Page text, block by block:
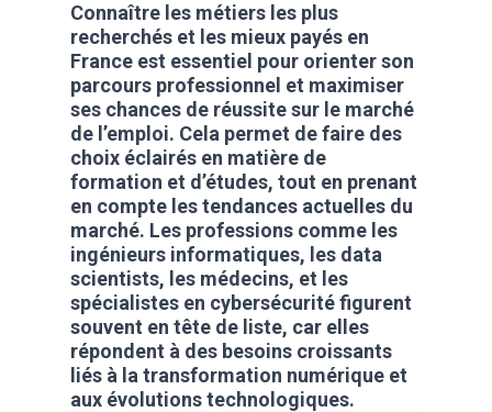
Connaître les métiers les plus
recherchés et les mieux payés en
France est essentiel pour orienter son
parcours professionnel et maximiser
ses chances de réussite sur le marché
de l’emploi. Cela permet de faire des
choix éclairés en matière de
formation et d’études, tout en prenant
en compte les tendances actuelles du
marché. Les professions comme les
ingénieurs informatiques, les data
scientists, les médecins, et les
spécialistes en cybersécurité figurent
souvent en tête de liste, car elles
répondent à des besoins croissants
liés à la transformation numérique et
aux évolutions technologiques.